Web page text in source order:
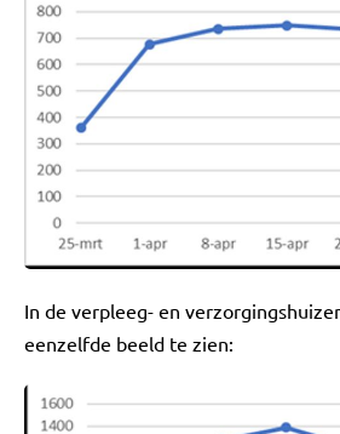
In de verpleeg- en
eenzelfde beeld te zien: